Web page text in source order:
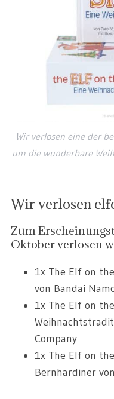
Wir verlosen eine der
um die wunderbare
Wir verlosen
Zum
Oktober verlosen
1x The Elf on the
von Bandai
1x The Elf on
Company
1x The Elf on
Bernhardiner